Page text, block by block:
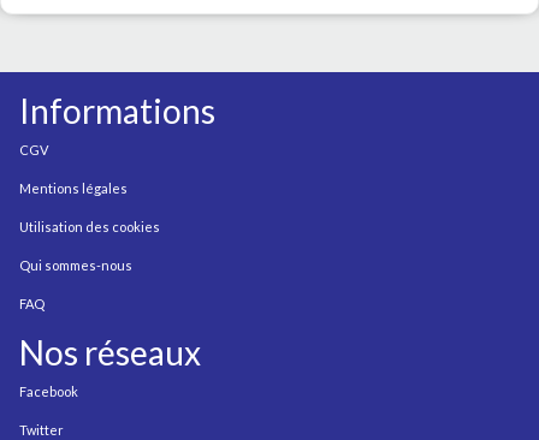
Informations
CGV
Mentions légales
Utilisation des cookies
Qui sommes-nous
FAQ
Nos réseaux
Facebook
Twitter